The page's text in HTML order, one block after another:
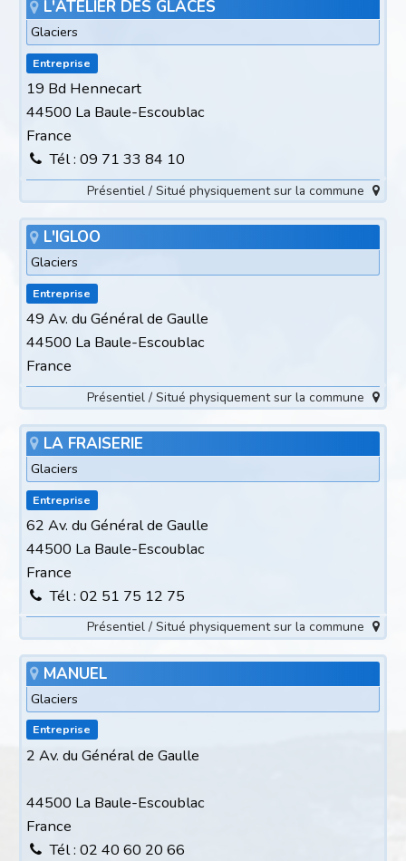
L'ATELIER DES GLACES
Glaciers
Entreprise
19 Bd Hennecart
44500 La Baule-Escoublac
France
Tél : 09 71 33 84 10
Présentiel / Situé physiquement sur la commune
L'IGLOO
Glaciers
Entreprise
49 Av. du Général de Gaulle
44500 La Baule-Escoublac
France
Présentiel / Situé physiquement sur la commune
LA FRAISERIE
Glaciers
Entreprise
62 Av. du Général de Gaulle
44500 La Baule-Escoublac
France
Tél : 02 51 75 12 75
Présentiel / Situé physiquement sur la commune
MANUEL
Glaciers
Entreprise
2 Av. du Général de Gaulle
44500 La Baule-Escoublac
France
Tél : 02 40 60 20 66